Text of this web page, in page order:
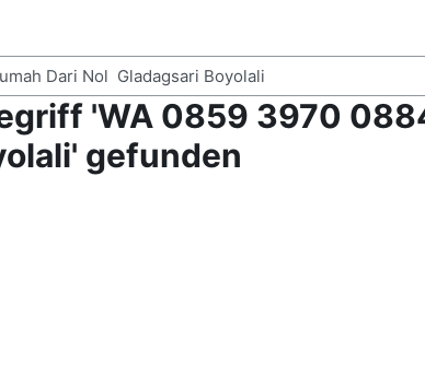
'WA 0859 3970
gefunden